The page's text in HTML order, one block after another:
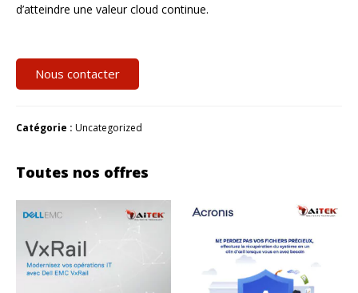
d’atteindre une valeur cloud continue.
Nous contacter
Catégorie : Uncategorized
Toutes nos offres